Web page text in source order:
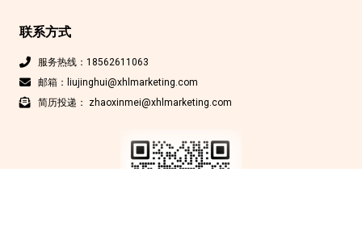
联系方式
服务热线：18562611063
邮箱：liujinghui@xhlmarketing.com
简历投递： zhaoxinmei@xhlmarketing.com